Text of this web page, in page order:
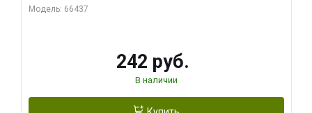
Модель: 66437
242 руб.
В наличии